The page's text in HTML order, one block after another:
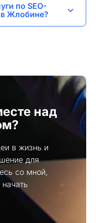
пожеланиям и
по SEO-
Жлобине?
над
в жизнь и
для
со мной,